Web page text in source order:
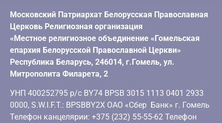
Московский Патриархат Белорусская Православная
Церковь Религиозная организация
«Местное религиозное объединение «Гомельская
епархия Белорусской Православной Церкви»
Республика Беларусь, 246014, г.Гомель, ул.
Митрополита Филарета, 2
УНП 400252795 р/с BY74 BPSB 3015 1113 0401 2933
0000, S.W.I.F.T.: BPSBBY2X ОАО «Сбер Банк» г. Гомель
Телефон канцелярии: +375 (232) 55-55-62 Телефон